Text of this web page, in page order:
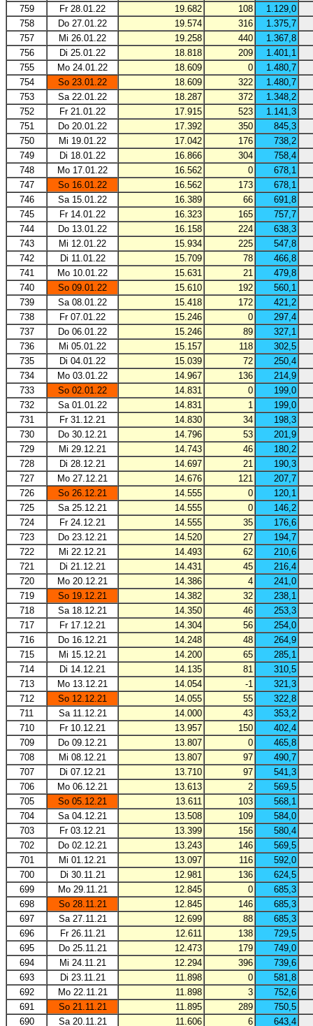
759
Fr 28.01.22 19.682 108
1.129,0
758
Do 27.01.22 19.574 316
1.375,7
757
Mi 26.01.22 19.258 440
1.367,8
756
Di 25.01.22 18.818 209
1.401,1
755
Mo 24.01.22 18.609 0
1.480,7
754
So 23.01.22 18.609 322
1.480,7
753
Sa 22.01.22 18.287 372
1.348,2
752
Fr 21.01.22 17.915 523
1.141,3
751
Do 20.01.22 17.392 350
845,3
750
Mi 19.01.22 17.042 176
738,2
749
Di 18.01.22 16.866 304
758,4
748
Mo 17.01.22 16.562 0
678,1
747
So 16.01.22 16.562 173
678,1
746
Sa 15.01.22 16.389 66
691,8
745
Fr 14.01.22 16.323 165
757,7
744
Do 13.01.22 16.158 224
638,3
743
Mi 12.01.22 15.934 225
547,8
742
Di 11.01.22 15.709 78
466,8
741
Mo 10.01.22 15.631 21
479,8
740
So 09.01.22 15.610 192
560,1
739
Sa 08.01.22 15.418 172
421,2
738
Fr 07.01.22 15.246 0
297,4
737
Do 06.01.22 15.246 89
327,1
736
Mi 05.01.22 15.157 118
302,5
735
Di 04.01.22 15.039 72
250,4
734
Mo 03.01.22 14.967 136
214,9
733
So 02.01.22 14.831 0
199,0
732
Sa 01.01.22 14.831 1
199,0
731
Fr 31.12.21 14.830 34
198,3
730
Do 30.12.21 14.796 53
201,9
729
Mi 29.12.21 14.743 46
180,2
728
Di 28.12.21 14.697 21
190,3
727
Mo 27.12.21 14.676 121
207,7
726
So 26.12.21 14.555 0
120,1
725
Sa 25.12.21 14.555 0
146,2
724
Fr 24.12.21 14.555 35
176,6
723
Do 23.12.21 14.520 27
194,7
722
Mi 22.12.21 14.493 62
210,6
721
Di 21.12.21 14.431 45
216,4
720
Mo 20.12.21 14.386 4
241,0
719
So 19.12.21 14.382 32
238,1
718
Sa 18.12.21 14.350 46
253,3
717
Fr 17.12.21 14.304 56
254,0
716
Do 16.12.21 14.248 48
264,9
715
Mi 15.12.21 14.200 65
285,1
714
Di 14.12.21 14.135 81
310,5
713
Mo 13.12.21 14.054 -1
321,3
712
So 12.12.21 14.055 55
322,8
711
Sa 11.12.21 14.000 43
353,2
710
Fr 10.12.21 13.957 150
402,4
709
Do 09.12.21 13.807 0
465,8
708
Mi 08.12.21 13.807 97
490,7
707
Di 07.12.21 13.710 97
541,3
706
Mo 06.12.21 13.613 2
569,5
705
So 05.12.21 13.611 103
568,1
704
Sa 04.12.21 13.508 109
584,0
703
Fr 03.12.21 13.399 156
580,4
702
Do 02.12.21 13.243 146
569,5
701
Mi 01.12.21 13.097 116
592,0
700
Di 30.11.21 12.981 136
624,5
699
Mo 29.11.21 12.845 0
685,3
698
So 28.11.21 12.845 146
685,3
697
Sa 27.11.21 12.699 88
685,3
696
Fr 26.11.21 12.611 138
729,5
695
Do 25.11.21 12.473 179
749,0
694
Mi 24.11.21 12.294 396
739,6
693
Di 23.11.21 11.898 0
581,8
692
Mo 22.11.21 11.898 3
752,6
691
So 21.11.21 11.895 289
750,5
690
Sa 20.11.21 11.606 6
643,4